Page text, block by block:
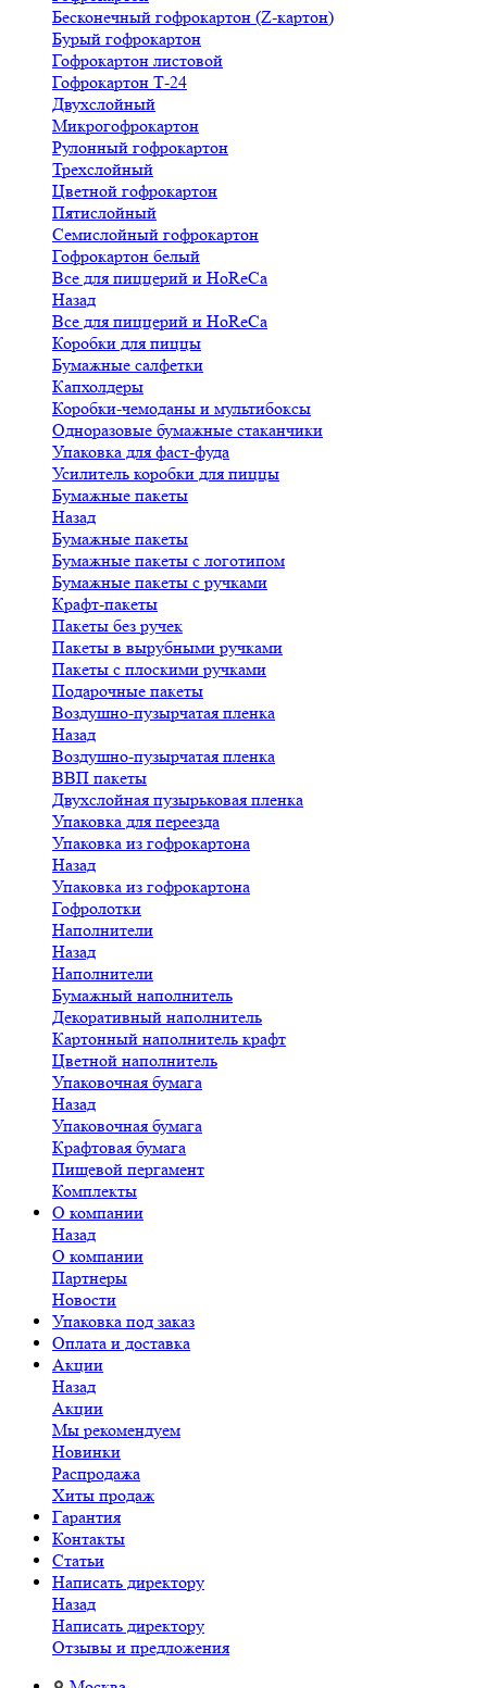
Бесконечный гофрокартон (Z-картон)
Бурый гофрокартон
Гофрокартон листовой
Гофрокартон Т-24
Двухслойный
Микрогофрокартон
Рулонный гофрокартон
Трехслойный
Цветной гофрокартон
Пятислойный
Семислойный гофрокартон
Гофрокартон белый
Все для пиццерий и HoReCa
Назад
Все для пиццерий и HoReCa
Коробки для пиццы
Бумажные салфетки
Капхолдеры
Коробки-чемоданы и мультибоксы
Одноразовые бумажные стаканчики
Упаковка для фаст-фуда
Усилитель коробки для пиццы
Бумажные пакеты
Назад
Бумажные пакеты
Бумажные пакеты с логотипом
Бумажные пакеты с ручками
Крафт-пакеты
Пакеты без ручек
Пакеты в вырубными ручками
Пакеты с плоскими ручками
Подарочные пакеты
Воздушно-пузырчатая пленка
Назад
Воздушно-пузырчатая пленка
ВВП пакеты
Двухслойная пузырьковая пленка
Упаковка для переезда
Упаковка из гофрокартона
Назад
Упаковка из гофрокартона
Гофролотки
Наполнители
Назад
Наполнители
Бумажный наполнитель
Декоративный наполнитель
Картонный наполнитель крафт
Цветной наполнитель
Упаковочная бумага
Назад
Упаковочная бумага
Крафтовая бумага
Пищевой пергамент
Комплекты
О компании
Назад
О компании
Партнеры
Новости
Упаковка под заказ
Оплата и доставка
Акции
Назад
Акции
Мы рекомендуем
Новинки
Распродажа
Хиты продаж
Гарантия
Контакты
Статьи
Написать директору
Назад
Написать директору
Отзывы и предложения